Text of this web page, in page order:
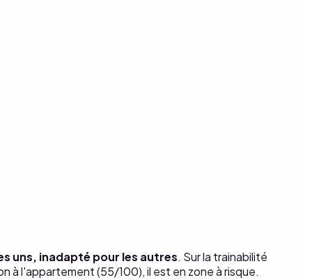
uns, inadapté pour les autres. Sur la trainabilité
à l'appartement (55/100), il est en zone à risque.